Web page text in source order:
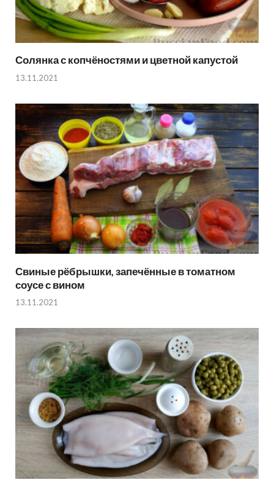
Солянка с копчёностями и цветной капустой
13.11.2021
Свиные рёбрышки, запечённые в томатном
соусе с вином
13.11.2021